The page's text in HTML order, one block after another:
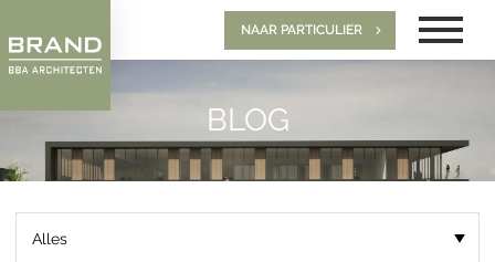
NAAR PARTICULIER
BLOG